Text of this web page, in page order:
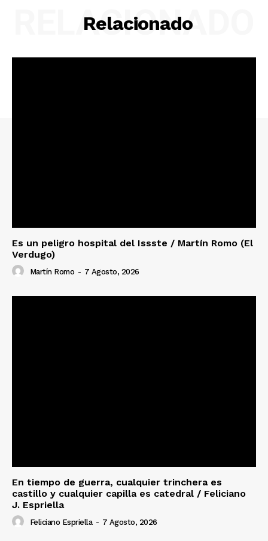
Relacionado
RELACIONADO
Es un peligro hospital del Issste / Martín Romo (El
Verdugo)
Martín Romo - 7 Agosto, 2026
En tiempo de guerra, cualquier trinchera es
castillo y cualquier capilla es catedral / Feliciano
J. Espriella
Feliciano Espriella - 7 Agosto, 2026